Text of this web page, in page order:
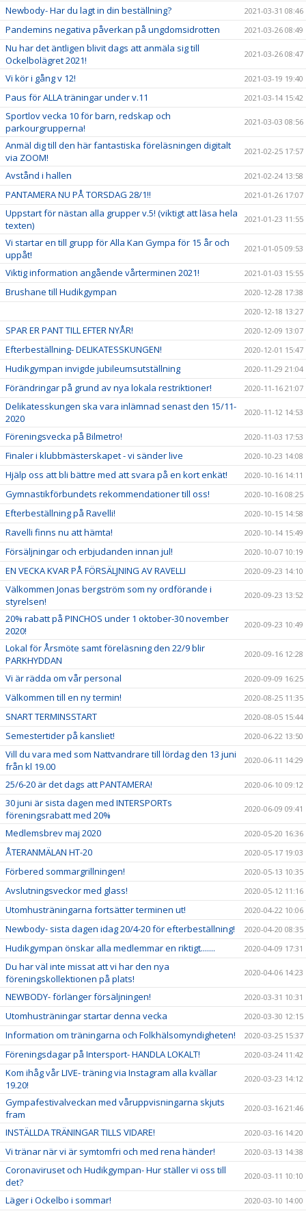
Newbody- Har du lagt in din beställning? 2021-03-31 08:46
Pandemins negativa påverkan på ungdomsidrotten 2021-03-26 08:49
Nu har det äntligen blivit dags att anmäla sig till
Ockelbolägret 2021!
2021-03-26 08:47
Vi kör i gång v 12! 2021-03-19 19:40
Paus för ALLA träningar under v.11 2021-03-14 15:42
Sportlov vecka 10 för barn, redskap och
parkourgrupperna!
2021-03-03 08:56
Anmäl dig till den här fantastiska föreläsningen digitalt
via ZOOM!
2021-02-25 17:57
Avstånd i hallen 2021-02-24 13:58
PANTAMERA NU PÅ TORSDAG 28/1!! 2021-01-26 17:07
Uppstart för nästan alla grupper v.5! (viktigt att läsa hela
texten)
2021-01-23 11:55
Vi startar en till grupp för Alla Kan Gympa för 15 år och
uppåt!
2021-01-05 09:53
Viktig information angående vårterminen 2021! 2021-01-03 15:55
Brushane till Hudikgympan
2020-12-28 17:38
2020-12-18 13:27
SPAR ER PANT TILL EFTER NYÅR! 2020-12-09 13:07
Efterbeställning- DELIKATESSKUNGEN! 2020-12-01 15:47
Hudikgympan invigde jubileumsutställning 2020-11-29 21:04
Förändringar på grund av nya lokala restriktioner! 2020-11-16 21:07
Delikatesskungen ska vara inlämnad senast den 15/11-
2020
2020-11-12 14:53
Föreningsvecka på Bilmetro! 2020-11-03 17:53
Finaler i klubbmästerskapet - vi sänder live 2020-10-23 14:08
Hjälp oss att bli bättre med att svara på en kort enkät! 2020-10-16 14:11
Gymnastikförbundets rekommendationer till oss! 2020-10-16 08:25
Efterbeställning på Ravelli! 2020-10-15 14:58
Ravelli finns nu att hämta! 2020-10-14 15:49
Försäljningar och erbjudanden innan jul! 2020-10-07 10:19
EN VECKA KVAR PÅ FÖRSÄLJNING AV RAVELLI 2020-09-23 14:10
Välkommen Jonas bergström som ny ordförande i
styrelsen!
2020-09-23 13:52
20% rabatt på PINCHOS under 1 oktober-30 november
2020!
2020-09-23 10:49
Lokal för Årsmöte samt föreläsning den 22/9 blir
PARKHYDDAN
2020-09-16 12:28
Vi är rädda om vår personal 2020-09-09 16:25
Välkommen till en ny termin! 2020-08-25 11:35
SNART TERMINSSTART 2020-08-05 15:44
Semestertider på kansliet! 2020-06-22 13:50
Vill du vara med som Nattvandrare till lördag den 13 juni
från kl 19.00
2020-06-11 14:29
25/6-20 är det dags att PANTAMERA! 2020-06-10 09:12
30 juni är sista dagen med INTERSPORTs
föreningsrabatt med 20%
2020-06-09 09:41
Medlemsbrev maj 2020 2020-05-20 16:36
ÅTERANMÄLAN HT-20 2020-05-17 19:03
Förbered sommargrillningen! 2020-05-13 10:35
Avslutningsveckor med glass! 2020-05-12 11:16
Utomhusträningarna fortsätter terminen ut! 2020-04-22 10:06
Newbody- sista dagen idag 20/4-20 för efterbeställning! 2020-04-20 08:35
Hudikgympan önskar alla medlemmar en riktigt....... 2020-04-09 17:31
Du har väl inte missat att vi har den nya
föreningskollektionen på plats!
2020-04-06 14:23
NEWBODY- förlänger försäljningen! 2020-03-31 10:31
Utomhusträningar startar denna vecka 2020-03-30 12:15
Information om träningarna och Folkhälsomyndigheten! 2020-03-25 15:37
Föreningsdagar på Intersport- HANDLA LOKALT! 2020-03-24 11:42
Kom ihåg vår LIVE- träning via Instagram alla kvällar
19.20!
2020-03-23 14:12
Gympafestivalveckan med våruppvisningarna skjuts
fram
2020-03-16 21:46
INSTÄLLDA TRÄNINGAR TILLS VIDARE! 2020-03-16 14:20
Vi tränar när vi är symtomfri och med rena händer! 2020-03-13 14:38
Coronaviruset och Hudikgympan- Hur ställer vi oss till
det?
2020-03-11 10:10
Läger i Ockelbo i sommar! 2020-03-10 14:00